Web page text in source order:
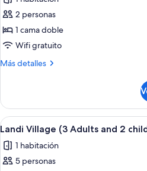
las
fotos
de
Habitación
doble
Adult
and
1
Child)
2 personas
1 cama doble
Wifi gratuito
Más detalles
Más
doble
estándar
(1
and
Ver
todas
las
fotos
10
Landi Village (3 Adults and 2
1 habitación
5 personas